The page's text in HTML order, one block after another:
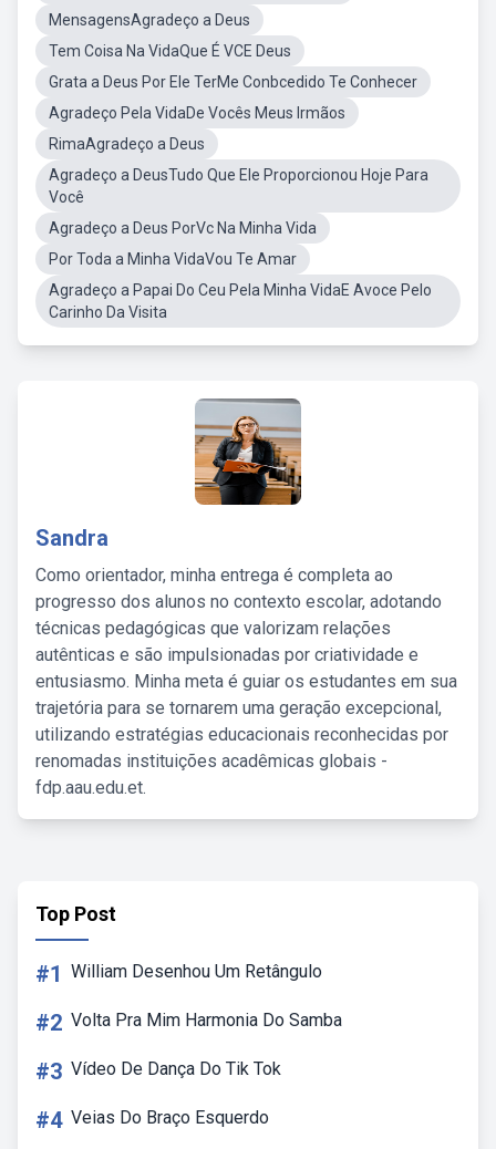
MensagensAgradeço a Deus
Tem Coisa Na VidaQue É VCE Deus
Grata a Deus Por Ele TerMe Conbcedido Te Conhecer
Agradeço Pela VidaDe Vocês Meus Irmãos
RimaAgradeço a Deus
Agradeço a DeusTudo Que Ele Proporcionou Hoje Para
Você
Agradeço a Deus PorVc Na Minha Vida
Por Toda a Minha VidaVou Te Amar
Agradeço a Papai Do Ceu Pela Minha VidaE Avoce Pelo
Carinho Da Visita
Sandra
Como orientador, minha entrega é completa ao
progresso dos alunos no contexto escolar, adotando
técnicas pedagógicas que valorizam relações
autênticas e são impulsionadas por criatividade e
entusiasmo. Minha meta é guiar os estudantes em sua
trajetória para se tornarem uma geração excepcional,
utilizando estratégias educacionais reconhecidas por
renomadas instituições acadêmicas globais -
fdp.aau.edu.et.
Top Post
#1 William Desenhou Um Retângulo
#2 Volta Pra Mim Harmonia Do Samba
#3 Vídeo De Dança Do Tik Tok
#4 Veias Do Braço Esquerdo